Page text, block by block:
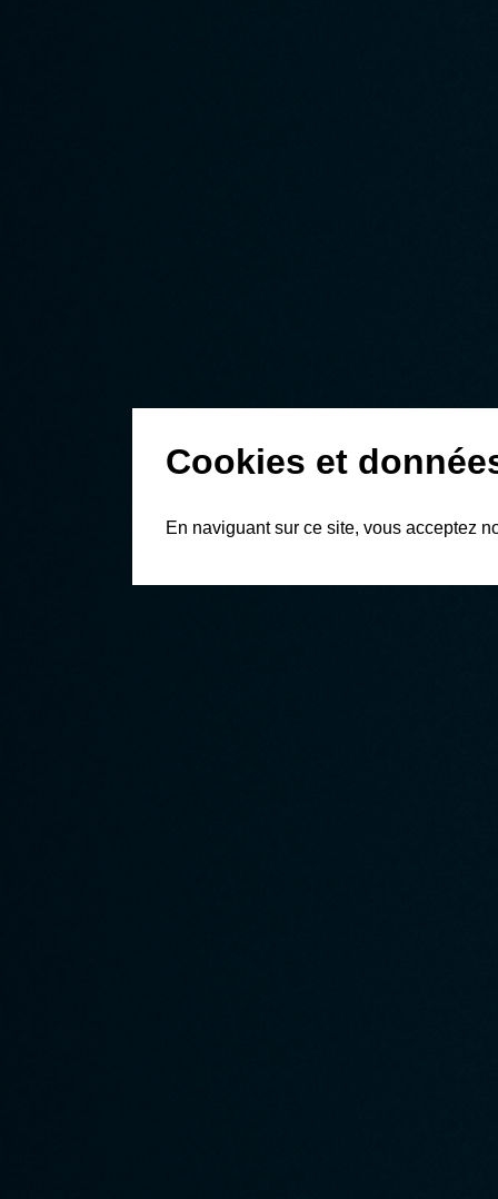
Cookies et
En naviguant sur ce site, vous acceptez